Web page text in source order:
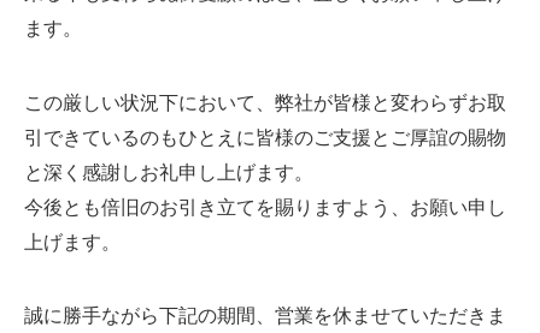
ます。
この厳しい状況下において、弊社が皆様と変わらずお取
引できているのもひとえに皆様のご支援とご厚誼の賜物
と深く感謝しお礼申し上げます。
今後とも倍旧のお引き立てを賜りますよう、お願い申し
上げます。
誠に勝手ながら下記の期間、営業を休ませていただきま